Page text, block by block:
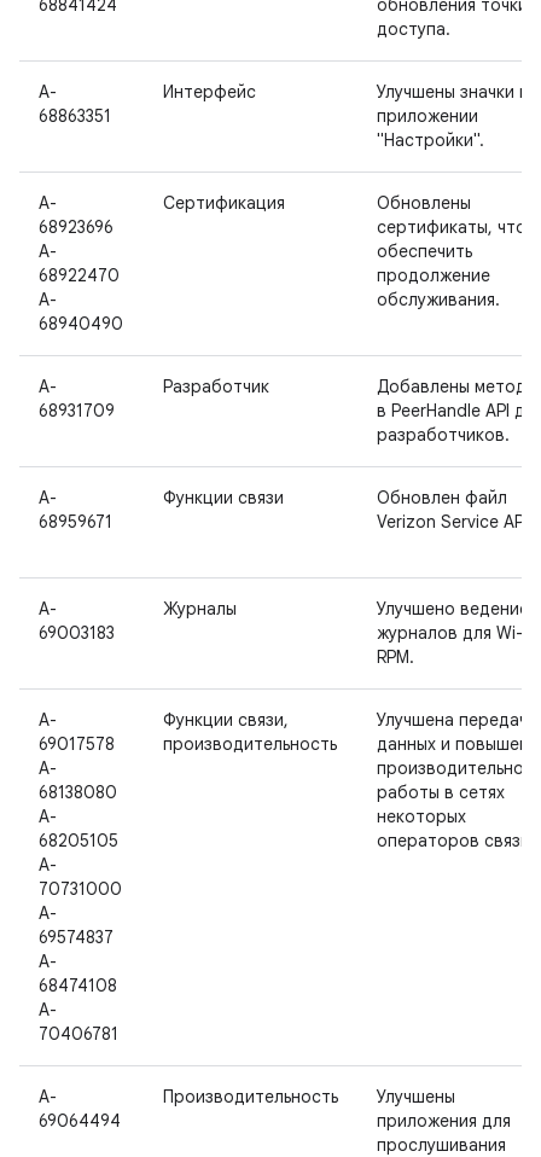
68841424
обновления точки
доступа.
A-
68863351
Интерфейс
Улучшены значки в
приложении
"Настройки".
A-
68923696
A-
68922470
A-
68940490
Сертификация
Обновлены
сертификаты,
обеспечить
продолжение
обслуживания.
A-
68931709
Разработчик
Добавлены методы
в PeerHandle API
разработчиков.
A-
68959671
Функции связи
Обновлен файл
Verizon Service APK.
A-
69003183
Журналы
Улучшено ведение
журналов для Wi-Fi
RPM.
A-
69017578
A-
68138080
A-
68205105
A-
70731000
A-
69574837
A-
68474108
A-
70406781
Функции связи,
производительность
Улучшена передача
данных и повышена
работы в сетях
некоторых
операторов связи.
A-
69064494
Производительность
Улучшены
приложения для
прослушивания